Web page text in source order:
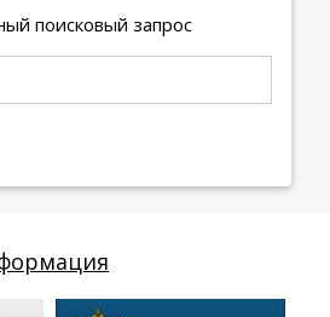
поисковый запрос